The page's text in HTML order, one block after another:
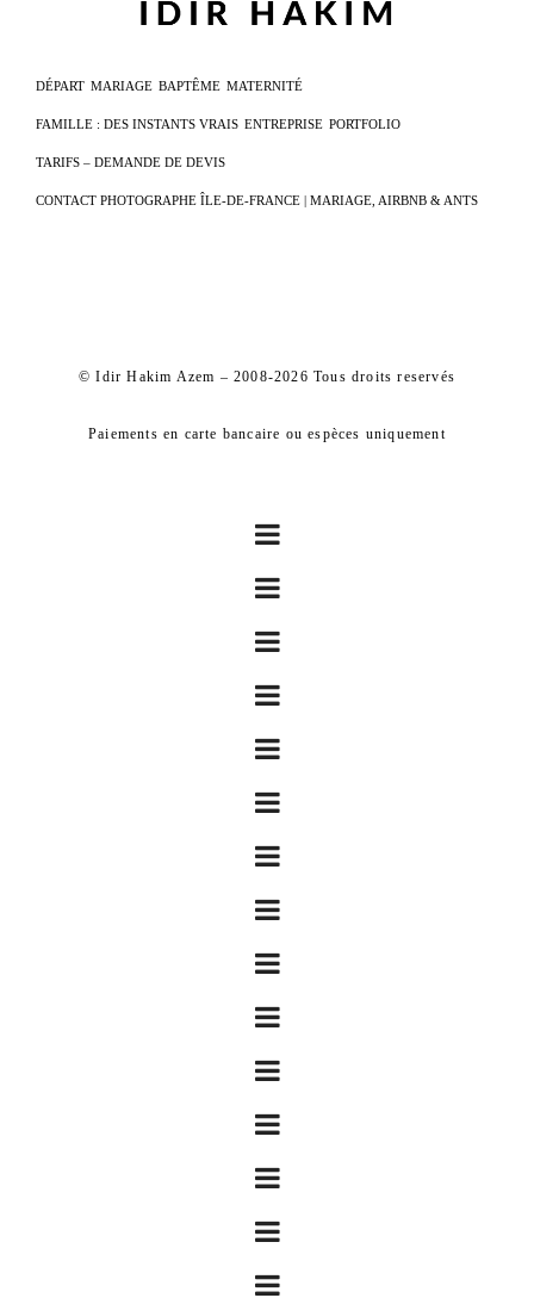
DÉPART MARIAGE BAPTÊME MATERNITÉ
FAMILLE : DES INSTANTS VRAIS ENTREPRISE PORTFOLIO
TARIFS – DEMANDE DE DEVIS
CONTACT PHOTOGRAPHE ÎLE-DE-FRANCE | MARIAGE, AIRBNB & ANTS
© Idir Hakim Azem – 2008-2026 Tous droits reservés
Paiements en carte bancaire ou espèces uniquement